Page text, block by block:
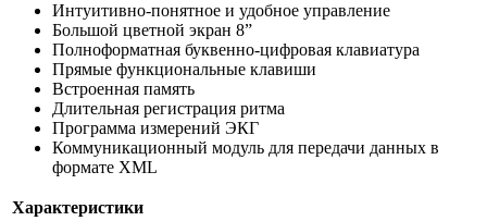
Интуитивно-понятное и удобное управление
Большой цветной экран 8”
Полноформатная буквенно-цифровая клавиатура
Прямые функциональные клавиши
Встроенная память
Длительная регистрация ритма
Программа измерений ЭКГ
Коммуникационный модуль для передачи данных в
формате XML
Характеристики